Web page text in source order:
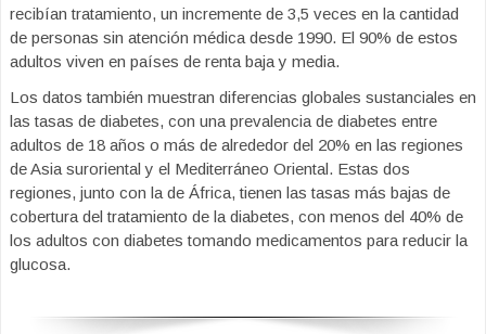
recibían tratamiento, un incremente de 3,5 veces en la cantidad
de personas sin atención médica desde 1990. El 90% de estos
adultos viven en países de renta baja y media.
Los datos también muestran diferencias globales sustanciales en
las tasas de diabetes, con una prevalencia de diabetes entre
adultos de 18 años o más de alrededor del 20% en las regiones
de Asia suroriental y el Mediterráneo Oriental. Estas dos
regiones, junto con la de África, tienen las tasas más bajas de
cobertura del tratamiento de la diabetes, con menos del 40% de
los adultos con diabetes tomando medicamentos para reducir la
glucosa.